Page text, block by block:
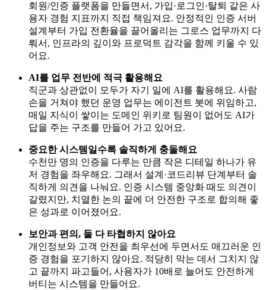
회원/인증 플랫폼을 만들면서, 가입·로그인·탈퇴 같은 사
용자 경험 지표까지 직접 책임져요. 안정적인 인증 서버
설계부터 가입 전환율을 끌어올리는 그로스 업무까지 다
뤄서, 인프라의 깊이와 프로덕트 감각을 함께 키울 수 있
어요.
AI를 업무 전반에 적극 활용해요
직군과 상관없이 모두가 자기 일에 AI를 활용해요. 사람
손을 거쳐야 했던 운영 업무는 에이전트 봇에 위임하고,
매일 지식이 쌓이는 도메인 위키로 팀원이 없어도 AI가
답을 주는 구조를 만들어 가고 있어요.
중요한 시스템일수록 솔직하게 충돌해요
수천만 명의 인증을 다루는 만큼 작은 디테일 하나가 유
저 경험을 좌우해요. 그래서 설계·코드리뷰 단계부터 솔
직하게 의견을 나눠요. 인증 시스템 중앙화 때도 의견이
갈렸지만, 치열한 논의 끝에 더 안전한 구조로 합의해 좋
은 성과로 이어졌어요.
보안과 편의, 둘 다 타협하지 않아요
개인정보와 고객 안전을 최우선에 두면서도 매끄러운 인
증 경험을 포기하지 않아요. 적당히 막는 데서 그치지 않
고 끝까지 파고들어, 사용자가 10배로 늘어도 안전하게
버티는 시스템을 만들어요.